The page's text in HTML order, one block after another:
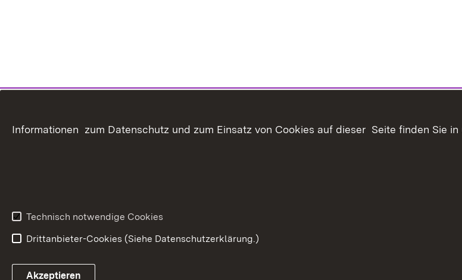
Informationen zum Datenschutz und zum Einsatz von Cookies auf dieser Seite finden Sie in
Technisch notwendige Cookies
Drittanbieter-Cookies (Siehe Datenschutzerklärung.)
Akzeptieren